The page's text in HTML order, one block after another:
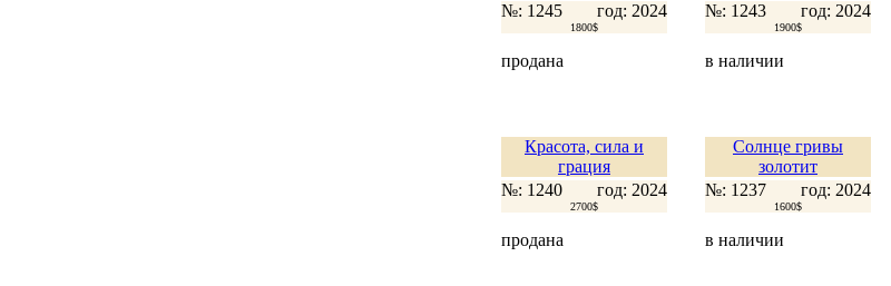
№: 1245
год: 2024
1800$
продана
№: 1243
год: 2024
1900$
в наличии
Красота, сила и
грация
№: 1240
год: 2024
2700$
продана
Солнце гривы
золотит
№: 1237
год: 2024
1600$
в наличии